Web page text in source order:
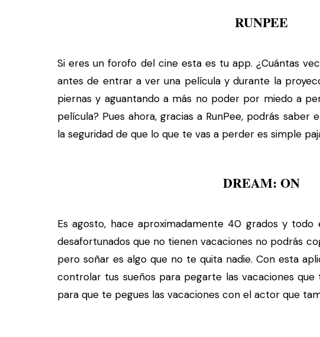
RUNPEE
Si eres un forofo del cine esta es tu app. ¿Cuántas
antes de entrar a ver una película y durante la
piernas y aguantando a más no poder por miedo a
película? Pues ahora, gracias a RunPee, podrás
la seguridad de que lo que te vas a perder es simple
DREAM: ON
Es agosto, hace aproximadamente 40 grados y
desafortunados que no tienen vacaciones no podrás
pero soñar es algo que no te quita nadie. Con esta
controlar tus sueños para pegarte las vacaciones
para que te pegues las vacaciones con el actor que